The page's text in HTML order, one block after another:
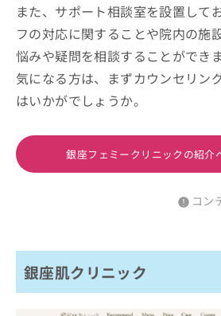
また、サポート相談室を設置して
フの対応に関することや院内の施
悩みや疑問を相談することができま
気になる方は、まずカウンセリン
はいかがでしょうか。
銀座フェミークリニックの紹介
コン
銀座肌クリニック